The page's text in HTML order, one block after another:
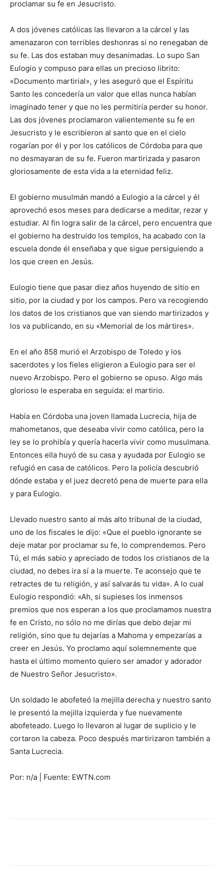
proclamar su fe en Jesucristo.
A dos jóvenes católicas las llevaron a la cárcel y las
amenazaron con terribles deshonras si no renegaban de
su fe. Las dos estaban muy desanimadas. Lo supo San
Eulogio y compuso para ellas un precioso librito:
«Documento martirial», y les aseguró que el Espíritu
Santo les concedería un valor que ellas nunca habían
imaginado tener y que no les permitiría perder su honor.
Las dos jóvenes proclamaron valientemente su fe en
Jesucristo y le escribieron al santo que en el cielo
rogarían por él y por los católicos de Córdoba para que
no desmayaran de su fe. Fueron martirizada y pasaron
gloriosamente de esta vida a la eternidad feliz.
El gobierno musulmán mandó a Eulogio a la cárcel y él
aprovechó esos meses para dedicarse a meditar, rezar y
estudiar. Al fin logra salir de la cárcel, pero encuentra que
el gobierno ha destruido los templos, ha acabado con la
escuela donde él enseñaba y que sigue persiguiendo a
los que creen en Jesús.
Eulogio tiene que pasar diez años huyendo de sitio en
sitio, por la ciudad y por los campos. Pero va recogiendo
los datos de los cristianos que van siendo martirizados y
los va publicando, en su «Memorial de los mártires».
En el año 858 murió el Arzobispo de Toledo y los
sacerdotes y los fieles eligieron a Eulogio para ser el
nuevo Arzobispo. Pero el gobierno se opuso. Algo más
glorioso le esperaba en seguida: el martirio.
Había en Córdoba una joven llamada Lucrecia, hija de
mahometanos, que deseaba vivir como católica, pero la
ley se lo prohibía y quería hacerla vivir como musulmana.
Entonces ella huyó de su casa y ayudada por Eulogio se
refugió en casa de católicos. Pero la policía descubrió
dónde estaba y el juez decretó pena de muerte para ella
y para Eulogio.
Llevado nuestro santo al más alto tribunal de la ciudad,
uno de los fiscales le dijo: «Que el pueblo ignorante se
deje matar por proclamar su fe, lo comprendemos. Pero
Tú, el más sabio y apreciado de todos los cristianos de la
ciudad, no debes ira sí a la muerte. Te aconsejo que te
retractes de tu religión, y así salvarás tu vida». A lo cual
Eulogio respondió: «Ah, si supieses los inmensos
premios que nos esperan a los que proclamamos nuestra
fe en Cristo, no sólo no me dirías que debo dejar mi
religión, sino que tu dejarías a Mahoma y empezarías a
creer en Jesús. Yo proclamo aquí solemnemente que
hasta el último momento quiero ser amador y adorador
de Nuestro Señor Jesucristo».
Un soldado le abofeteó la mejilla derecha y nuestro santo
le presentó la mejilla izquierda y fue nuevamente
abofeteado. Luego lo llevaron al lugar de suplicio y le
cortaron la cabeza. Poco después martirizaron también a
Santa Lucrecia.
Por: n/a | Fuente: EWTN.com